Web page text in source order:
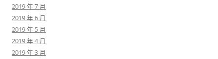
2019 年 7 月
2019 年 6 月
2019 年 5 月
2019 年 4 月
2019 年 3 月